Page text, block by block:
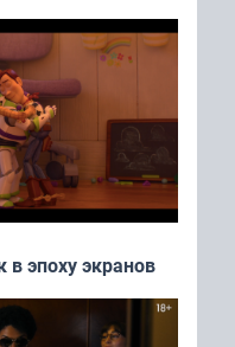
в эпоху экранов